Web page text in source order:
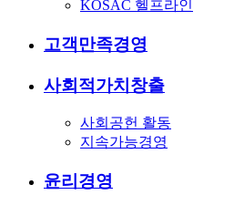
KOSAC 헬프라인
고객만족경영
사회적가치창출
사회공헌 활동
지속가능경영
윤리경영